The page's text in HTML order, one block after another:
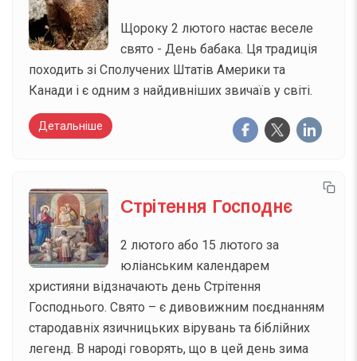
Щороку 2 лютого настає веселе
свято - День бабака. Ця традиція
походить зі Сполучених Штатів Америки та
Канади і є одним з найдивніших звичаїв у світі.
Детальніше
Стрітення Господнє
2 лютого або 15 лютого за
юліанським календарем
християни відзначають день Стрітення
Господнього. Свято – є дивовижним поєднанням
стародавніх язичницьких вірувань та біблійних
легенд. В народі говорять, що в цей день зима